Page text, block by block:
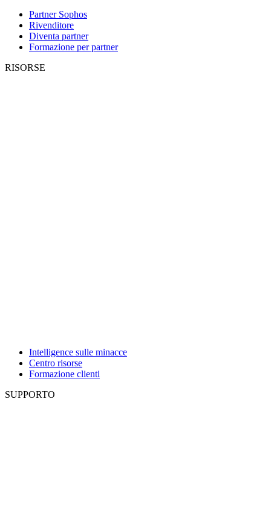
Partner Sophos
Rivenditore
Diventa partner
Formazione per partner
RISORSE
Intelligence sulle minacce
Centro risorse
Formazione clienti
SUPPORTO